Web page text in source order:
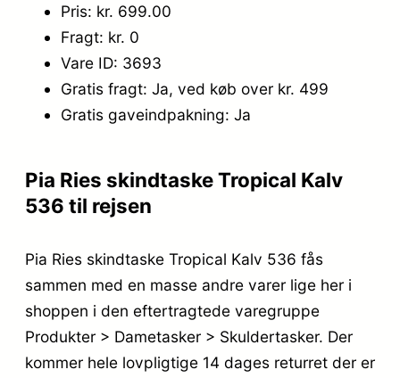
Pris: kr. 699.00
Fragt: kr. 0
Vare ID: 3693
Gratis fragt: Ja, ved køb over kr. 499
Gratis gaveindpakning: Ja
Pia Ries skindtaske Tropical Kalv
536 til rejsen
Pia Ries skindtaske Tropical Kalv 536 fås
sammen med en masse andre varer lige her i
shoppen i den eftertragtede varegruppe
Produkter > Dametasker > Skuldertasker. Der
kommer hele lovpligtige 14 dages returret der er